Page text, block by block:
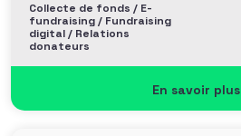
Collecte de fonds / E-
fundraising / Fundraising
digital / Relations
donateurs
En savoir plus